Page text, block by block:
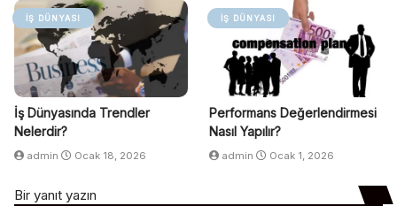
İŞ DÜNYASI
İş Dünyasında Trendler
Nelerdir?
admin Ocak 18, 2026
İŞ DÜNYASI
Performans Değerlendirmesi
Nasıl Yapılır?
admin Ocak 1, 2026
Bir yanıt yazın